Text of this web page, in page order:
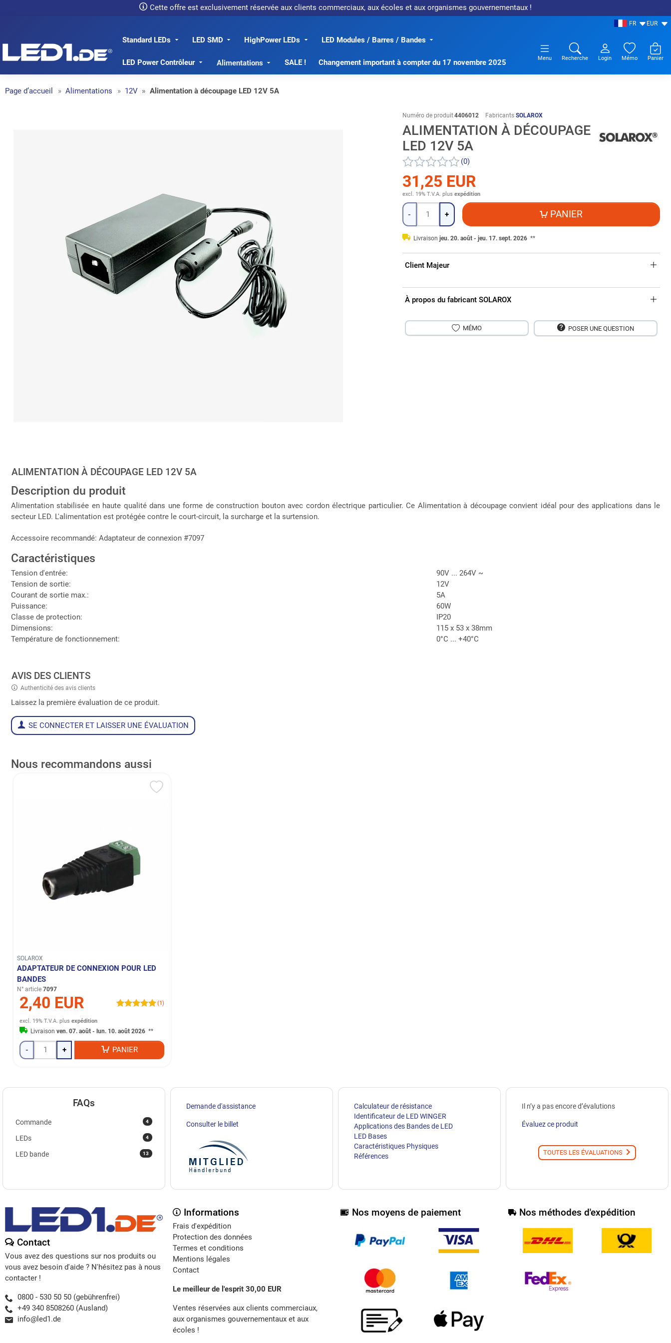
Cette offre est exclusivement réservée aux clients commerciaux, aux écoles et aux organismes gouvernementaux !
FR EUR
LED1.de® - Fachhandel
Standard LEDs LED SMD HighPower LEDs LED Modules / Barres / Bandes
LED Power Contrôleur Alimentations SALE ! Changement important à compter du 17 novembre 2025 Menu Recherche Login Mémo Panier
Page d’accueil Alimentations 12V Alimentation à découpage LED 12V 5A
Numéro de produit4406012 Fabricants SOLAROX
ALIMENTATION À DÉCOUPAGE
LED 12V 5A
(0)
31,25 EUR
excl. 19% T.V.A. plus expédition
Quantité
- + PANIER
Livraison jeu. 20. août - jeu. 17. sept. 2026 **
Client Majeur
À propos du fabricant SOLAROX
MÉMO POSER UNE QUESTION
ALIMENTATION À DÉCOUPAGE LED 12V 5A
Description du produit
Alimentation stabilisée en haute qualité dans une forme de construction bouton avec cordon électrique particulier. Ce Alimentation à découpage convient idéal pour des applications dans le
secteur LED. L'alimentation est protégée contre le court-circuit, la surcharge et la surtension.
Accessoire recommandé: Adaptateur de connexion #7097
Caractéristiques
Tension d'entrée:
90V ... 264V ~
Tension de sortie:
12V
Courant de sortie max.:
5A
Puissance:
60W
Classe de protection:
IP20
Dimensions:
115 x 53 x 38mm
Température de fonctionnement:
0°C ... +40°C
AVIS DES CLIENTS
Authenticité des avis clients
Laissez la première évaluation de ce produit.
SE CONNECTER ET LAISSER UNE ÉVALUATION
Nous recommandons aussi
SOLAROX
ADAPTATEUR DE CONNEXION POUR LED
BANDES
N° article 7097
2,40 EUR (1)
excl. 19% T.V.A. plusexpédition
Livraisonven. 07. août - lun. 10. août 2026 **
- + PANIER
FAQs
4
Commande
4
LEDs
13
LED bande
Demande d'assistance
Consulter le billet
Calculateur de résistance
Identificateur de LED WINGER
Applications des Bandes de LED
LED Bases
Caractéristiques Physiques
Références
Il n’y a pas encore d’évalutions
Évaluez ce produit
TOUTES LES ÉVALUATIONS
Contact
Vous avez des questions sur nos produits ou
vous avez besoin d'aide ? N'hésitez pas à nous
contacter !
0800 - 530 50 50 (gebührenfrei)
+49 340 8508260 (Ausland)
info@led1.de
Informations
Frais d'expédition
Protection des données
Termes et conditions
Mentions légales
Contact
Le meilleur de l'esprit 30,00 EUR
Ventes réservées aux clients commerciaux,
aux organismes gouvernementaux et aux
écoles !
Nos moyens de paiement Nos méthodes d'expédition